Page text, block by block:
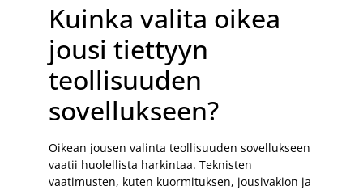
Kuinka valita oikea
jousi tiettyyn
teollisuuden
sovellukseen?
Oikean jousen valinta teollisuuden sovellukseen
vaatii huolellista harkintaa. Teknisten
vaatimusten, kuten kuormituksen, jousivakion ja